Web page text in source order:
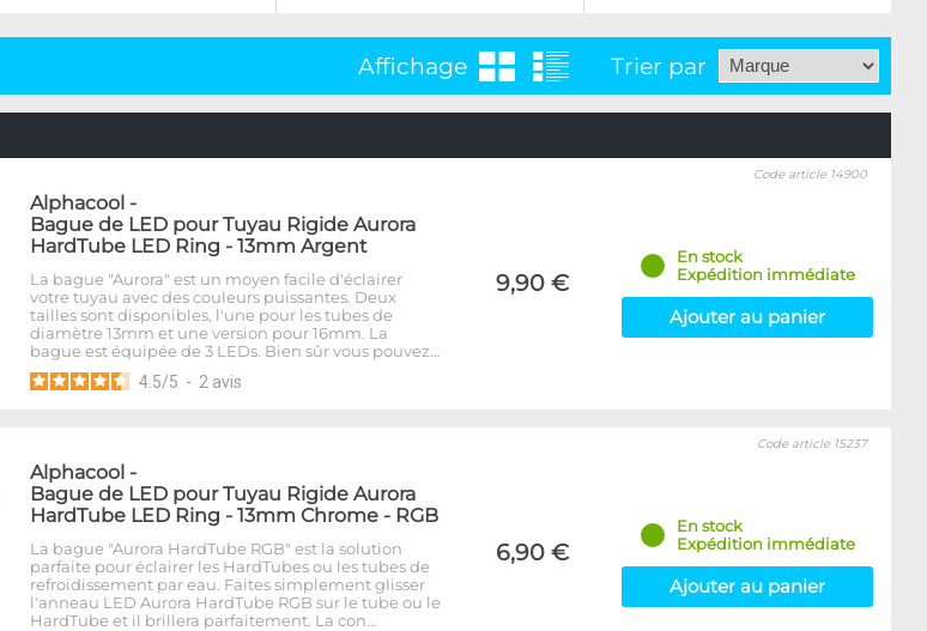
Affichage Trier par
Alphacool -
Bague de LED pour Tuyau Rigide Aurora
HardTube LED Ring - 13mm Argent
La bague "Aurora" est un moyen facile d'éclairer
votre tuyau avec des couleurs puissantes. Deux
tailles sont disponibles, l'une pour les tubes de
diamètre 13mm et une version pour 16mm. La
bague est équipée de 3 LEDs. Bien sûr vous pouvez…
4.5/5 - 2 avis
9,90 €
Code article 14900
En stock
Expédition immédiate
Ajouter au panier
Alphacool -
Bague de LED pour Tuyau Rigide Aurora
HardTube LED Ring - 13mm Chrome - RGB
La bague "Aurora HardTube RGB" est la solution
parfaite pour éclairer les HardTubes ou les tubes de
refroidissement par eau. Faites simplement glisser
l'anneau LED Aurora HardTube RGB sur le tube ou le
HardTube et il brillera parfaitement. La con…
6,90 €
Code article 15237
En stock
Expédition immédiate
Ajouter au panier